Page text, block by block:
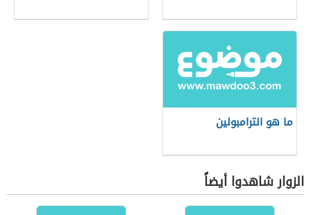
ما هو الترامبولين
الزوار شاهدوا أيضاً